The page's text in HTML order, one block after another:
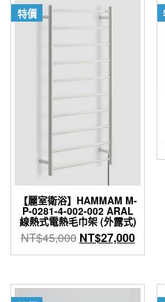
特價
【麗室衛浴】HAMMAM M-
P-0281-4-002-002 ARAL
線熱式電熱毛巾架 (外露式)
NT$45,000 原
始
格：
NT$27,000目
前
格：